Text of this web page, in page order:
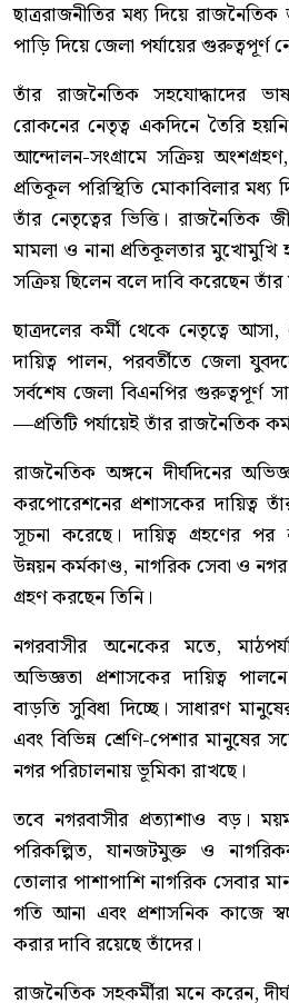
ছাত্ররাজনীতির মধ্য দিয়ে
পাড়ি দিয়ে জেলা পর্যায়ের গুরুত্বপূর্ণ
তাঁর রাজনৈতিক সহযোদ্ধাদের
রোকনের নেতৃত্ব একদিনে তৈরি
আন্দোলন-সংগ্রামে সক্রিয়
প্রতিকূল পরিস্থিতি মোকাবিলার মধ্য
তাঁর নেতৃত্বের ভিত্তি। রাজনৈতিক
মামলা ও নানা প্রতিকূলতার মুখোমুখি
সক্রিয় ছিলেন বলে দাবি করেছেন তাঁর
ছাত্রদলের কর্মী থেকে নেতৃত্বে
দায়িত্ব পালন, পরবর্তীতে জেলা
সর্বশেষ জেলা বিএনপির গুরুত্বপূর্ণ
—প্রতিটি পর্যায়েই তাঁর রাজনৈতিক
রাজনৈতিক অঙ্গনে দীর্ঘদিনের
করপোরেশনের প্রশাসকের দায়িত্ব
সূচনা করেছে। দায়িত্ব গ্রহণের পর
উন্নয়ন কর্মকাণ্ড, নাগরিক সেবা ও
গ্রহণ করছেন তিনি।
নগরবাসীর অনেকের মতে,
অভিজ্ঞতা প্রশাসকের দায়িত্ব
বাড়তি সুবিধা দিচ্ছে। সাধারণ
এবং বিভিন্ন শ্রেণি-পেশার মানুষের
নগর পরিচালনায় ভূমিকা রাখছে।
তবে নগরবাসীর প্রত্যাশাও বড়।
পরিকল্পিত, যানজটমুক্ত ও
তোলার পাশাপাশি নাগরিক সেবার
গতি আনা এবং প্রশাসনিক কাজে
করার দাবি রয়েছে তাঁদের।
রাজনৈতিক সহকর্মীরা মনে করেন,